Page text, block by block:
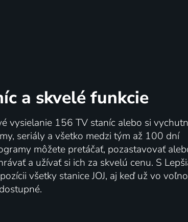
a skvelé funkcie
vysielanie 156 TV staníc alebo si
seriály a všetko medzi tým až 100 dní
môžete pretáčať, pozastavovať
a užívať si ich za skvelú cenu. S
všetky stanice JOJ, aj keď už vo